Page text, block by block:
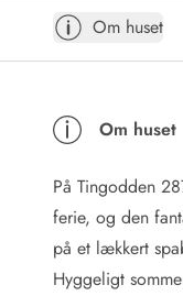
Sommerhus ABC
Forbrugsafregning
Lån og lej
Rengøring
Gavekort
Book tidligt
Lejebetingelser
Om huset
Om huset
På Tingodden
ferie, og den
på et lækkert
Hyggeligt